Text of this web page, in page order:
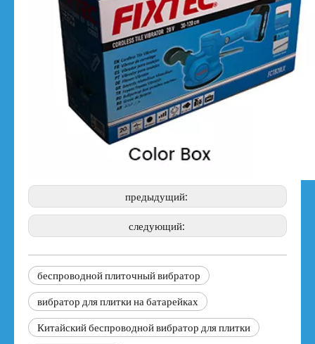
предыдущий:
следующий:
беспроводной плиточный вибратор
вибратор для плитки на батарейках
Китайский беспроводной вибратор для плитки